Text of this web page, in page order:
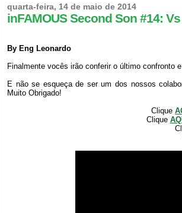
quarta-feira, 14 de maio de 2014
inFAMOUS Second Son #14:
By Eng Leonardo
Finalmente vocês irão conferir o último confronto
E não se esqueça de ser um dos nossos
Muito Obrigado!
Clique
Clique